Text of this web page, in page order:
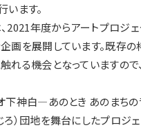
います。
2021年度からアートプロジェ
画を展開しています。既存の
れる機会となっていますので
下神⽩―あのとき あのまち
ろ）団地を舞台にしたプロジ